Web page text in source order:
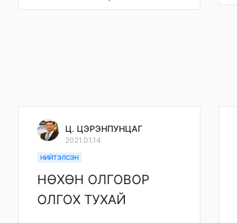
Ц. ЦЭРЭНПУНЦАГ
2021.01.14
НИЙТЭЛСЭН
НӨХӨН ОЛГОВОР
ОЛГОХ ТУХАЙ